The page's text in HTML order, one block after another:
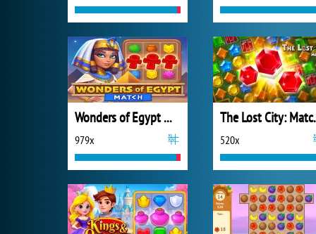
Wonders of Egypt Match
979x
The
520x